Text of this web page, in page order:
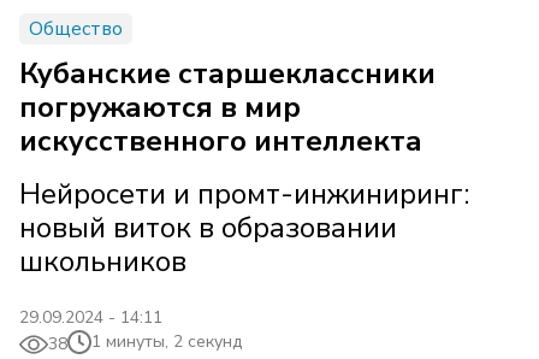
Общество
Кубанские старшеклассники
погружаются в мир
искусственного интеллекта
Нейросети и промт-инжиниринг:
новый виток в образовании
школьников
29.09.2024 - 14:11
38
1 минуты, 2 секунд